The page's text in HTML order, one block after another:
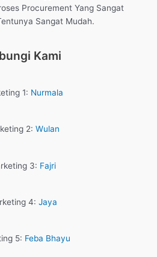
Procurement Yang Sangat
Sangat Mudah.
Kami
1: Nurmala
2: Wulan
3: Fajri
4: Jaya
5: Feba Bhayu